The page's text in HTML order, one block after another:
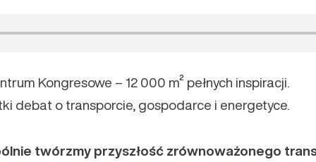
Kongresowe – 12 000 m² pełnych inspiracji.
debat o transporcie, gospodarce i energetyce.
twórzmy przyszłość zrównoważonego